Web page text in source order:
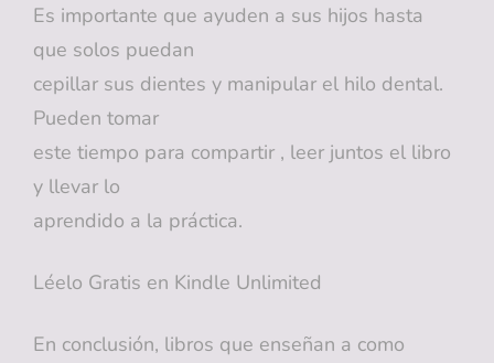
Es importante que ayuden a sus hijos hasta
que solos puedan
cepillar sus dientes y manipular el hilo dental.
Pueden tomar
este tiempo para compartir , leer juntos el libro
y llevar lo
aprendido a la práctica.
Léelo Gratis en Kindle Unlimited
En conclusión, libros que enseñan a como